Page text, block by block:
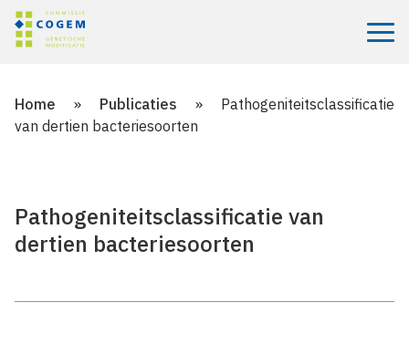
Menu
Home » Publicaties »
Pathogeniteitsclassificatie
van dertien bacteriesoorten
Pathogeniteitsclassificatie van
dertien bacteriesoorten